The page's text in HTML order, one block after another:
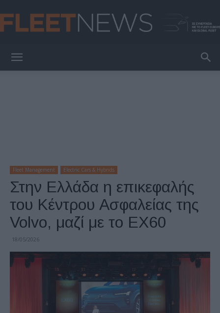
Fleet Management Electric Cars & Hybrids
Στην Ελλάδα η επικεφαλής
του Κέντρου Ασφαλείας της
Volvo, μαζί με το EX60
18/05/2026